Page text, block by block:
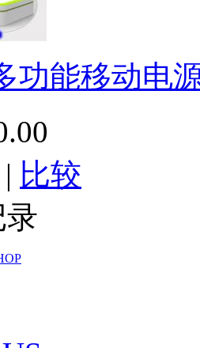
功能移动电
| 比较